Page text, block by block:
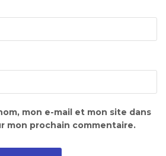
mon e-mail et mon site dans
mon prochain commentaire.